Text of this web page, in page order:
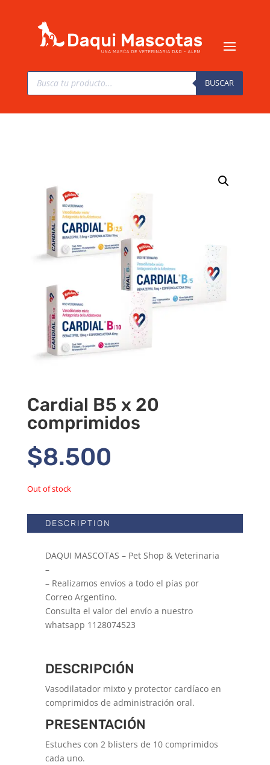
Búsqueda
productos
BUSCAR
Cardial B5 x 20
comprimidos
$8.500
Out of stock
DESCRIPTION
DAQUI MASCOTAS – Pet Shop & Veterinaria
–
– Realizamos envíos a todo el pías por
Correo Argentino.
Consulta el valor del envío a nuestro
whatsapp 1128074523
DESCRIPCIÓN
Vasodilatador mixto y protector cardíaco en
comprimidos de administración oral.
PRESENTACIÓN
Estuches con 2 blisters de 10 comprimidos
cada uno.